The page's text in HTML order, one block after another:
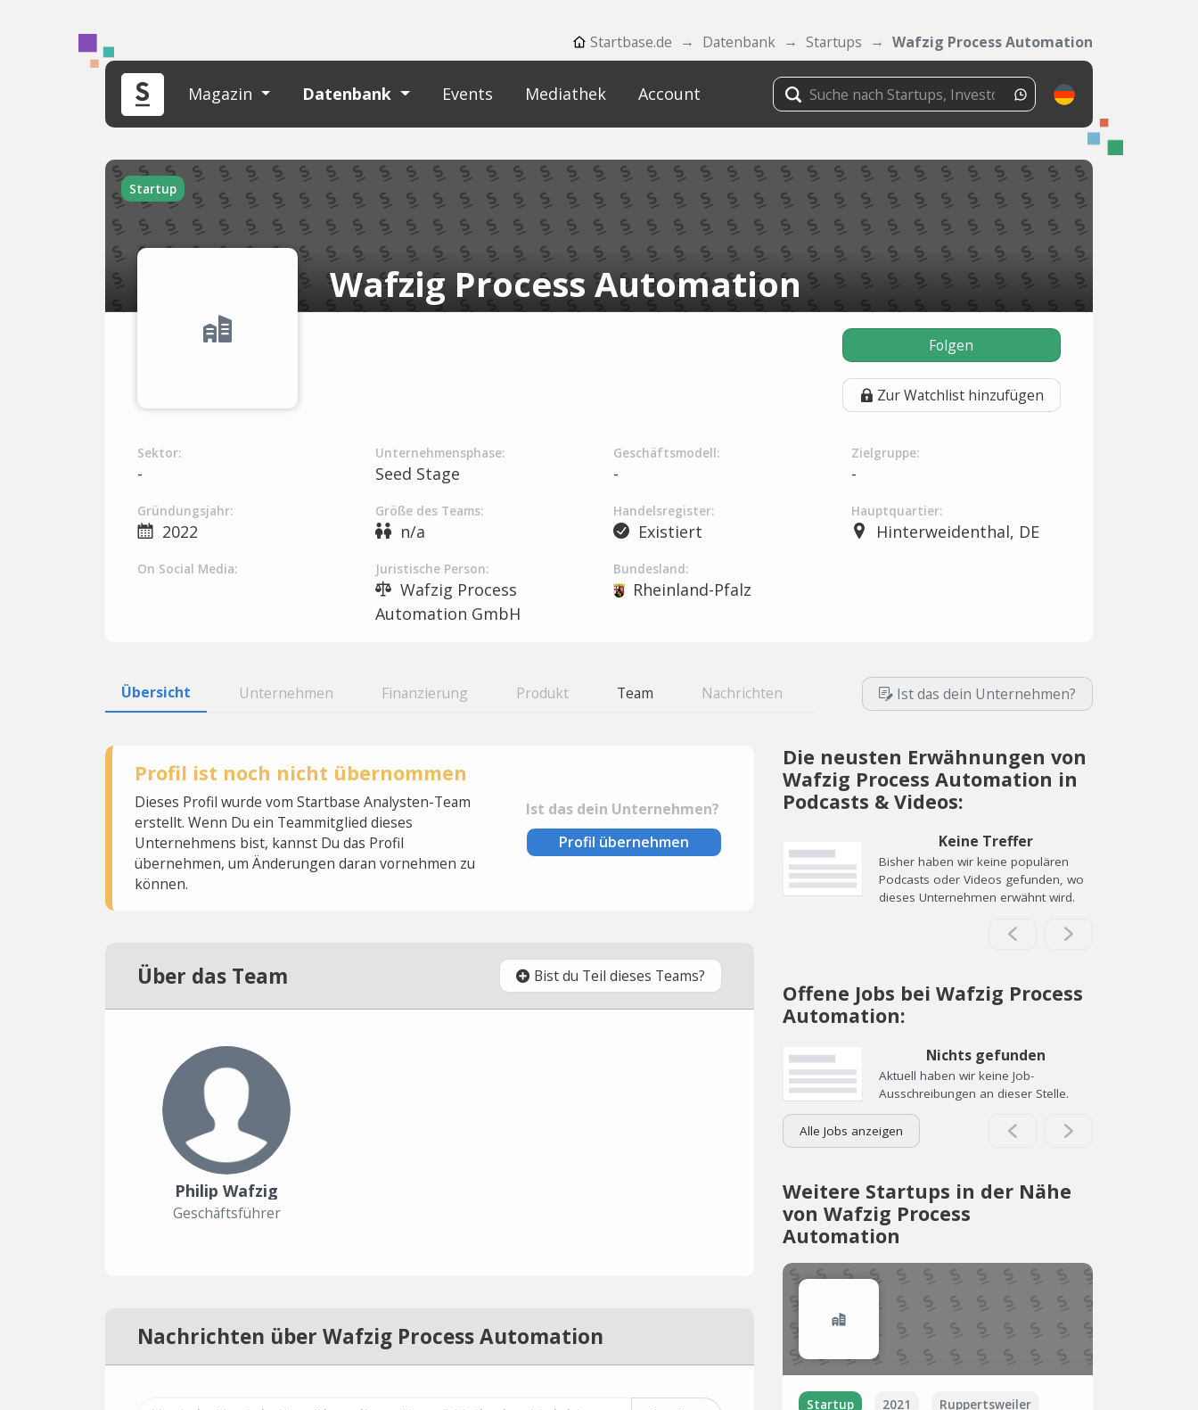
Startbase.de Datenbank Startups Wafzig Process Automation
Magazin Datenbank Events Mediathek Account
Startup
Wafzig Process Automation
Folgen
Zur Watchlist hinzufügen
Sektor:
-
Unternehmensphase:
Seed Stage
Geschäftsmodell:
-
Zielgruppe:
-
Gründungsjahr:
2022
Größe des Teams:
n/a
Handelsregister:
Existiert
Hauptquartier:
Hinterweidenthal, DE
On Social Media: Juristische Person:
Wafzig Process
Automation GmbH
Bundesland:
Rheinland-Pfalz
Übersicht Unternehmen Finanzierung Produkt Team Nachrichten Ist das dein Unternehmen?
Profil ist noch nicht übernommen
Dieses Profil wurde vom Startbase Analysten-Team
erstellt. Wenn Du ein Teammitglied dieses
Unternehmens bist, kannst Du das Profil
übernehmen, um Änderungen daran vornehmen zu
können.
Ist das dein Unternehmen?
Profil übernehmen
Über das Team Bist du Teil dieses Teams?
Philip Wafzig
Geschäftsführer
Nachrichten über Wafzig Process Automation
Die neusten Erwähnungen von
Wafzig Process Automation in
Podcasts & Videos:
Keine Treffer
Bisher haben wir keine populären
Podcasts oder Videos gefunden, wo
dieses Unternehmen erwähnt wird.
Offene Jobs bei Wafzig Process
Automation:
Nichts gefunden
Aktuell haben wir keine Job-
Ausschreibungen an dieser Stelle.
Alle Jobs anzeigen
Weitere Startups in der Nähe
von Wafzig Process
Automation
Startup 2021 Ruppertsweiler